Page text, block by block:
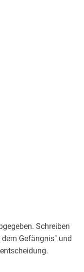
Schreiben
Gefängnis" und